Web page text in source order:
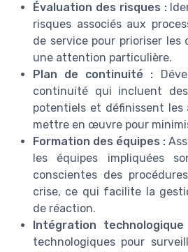
Évaluation des risques :
risques associés aux
de service pour prioriser les
une attention particulière.
Plan de continuité :
continuité qui incluent
potentiels et définissent les
mettre en œuvre pour
Formation des équipes :
les équipes impliquées
conscientes des
crise, ce qui facilite la
de réaction.
Intégration
technologiques pour